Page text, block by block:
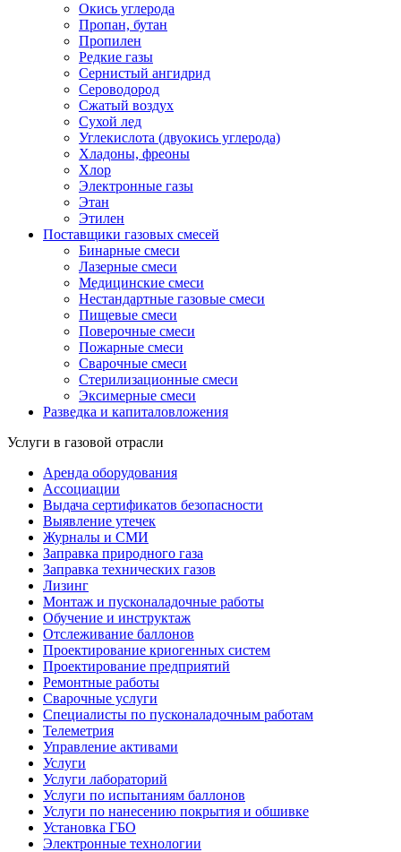
Окись углерода
Пропан, бутан
Пропилен
Редкие газы
Сернистый ангидрид
Сероводород
Сжатый воздух
Сухой лед
Углекислота (двуокись углерода)
Хладоны, фреоны
Хлор
Электронные газы
Этан
Этилен
Поставщики газовых смесей
Бинарные смеси
Лазерные смеси
Медицинские смеси
Нестандартные газовые смеси
Пищевые смеси
Поверочные смеси
Пожарные смеси
Сварочные смеси
Стерилизационные смеси
Эксимерные смеси
Разведка и капиталовложения
Услуги в газовой отрасли
Аренда оборудования
Ассоциации
Выдача сертификатов безопасности
Выявление утечек
Журналы и СМИ
Заправка природного газа
Заправка технических газов
Лизинг
Монтаж и пусконаладочные работы
Обучение и инструктаж
Отслеживание баллонов
Проектирование криогенных систем
Проектирование предприятий
Ремонтные работы
Сварочные услуги
Специалисты по пусконаладочным работам
Телеметрия
Управление активами
Услуги
Услуги лабораторий
Услуги по испытаниям баллонов
Услуги по нанесению покрытия и обшивке
Установка ГБО
Электронные технологии